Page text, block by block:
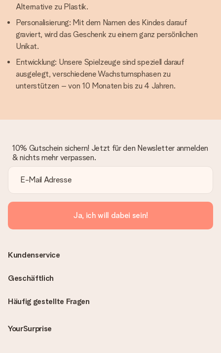
Alternative zu Plastik.
Personalisierung: Mit dem Namen des Kindes darauf
graviert, wird das Geschenk zu einem ganz persönlichen
Unikat.
Entwicklung: Unsere Spielzeuge sind speziell darauf
ausgelegt, verschiedene Wachstumsphasen zu
unterstützen – von 10 Monaten bis zu 4 Jahren.
10% Gutschein sichern! Jetzt für den Newsletter anmelden
& nichts mehr verpassen.
Ja, ich will dabei sein!
Häufig gestellte Fragen
YourSurprise
Kundenservice
Geschäftlich